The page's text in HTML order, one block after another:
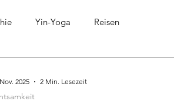
Yin-Yoga Reisen
2025 2 Min. Lesezeit